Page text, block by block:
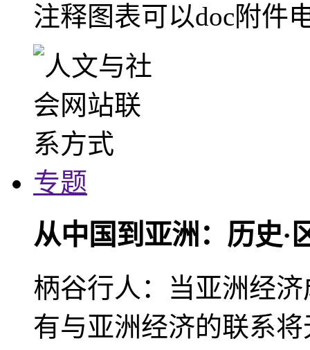
注释图表可以doc附件
专题
从中国到亚洲：历史·
柄谷行人：当亚洲经
有与亚洲经济的联系